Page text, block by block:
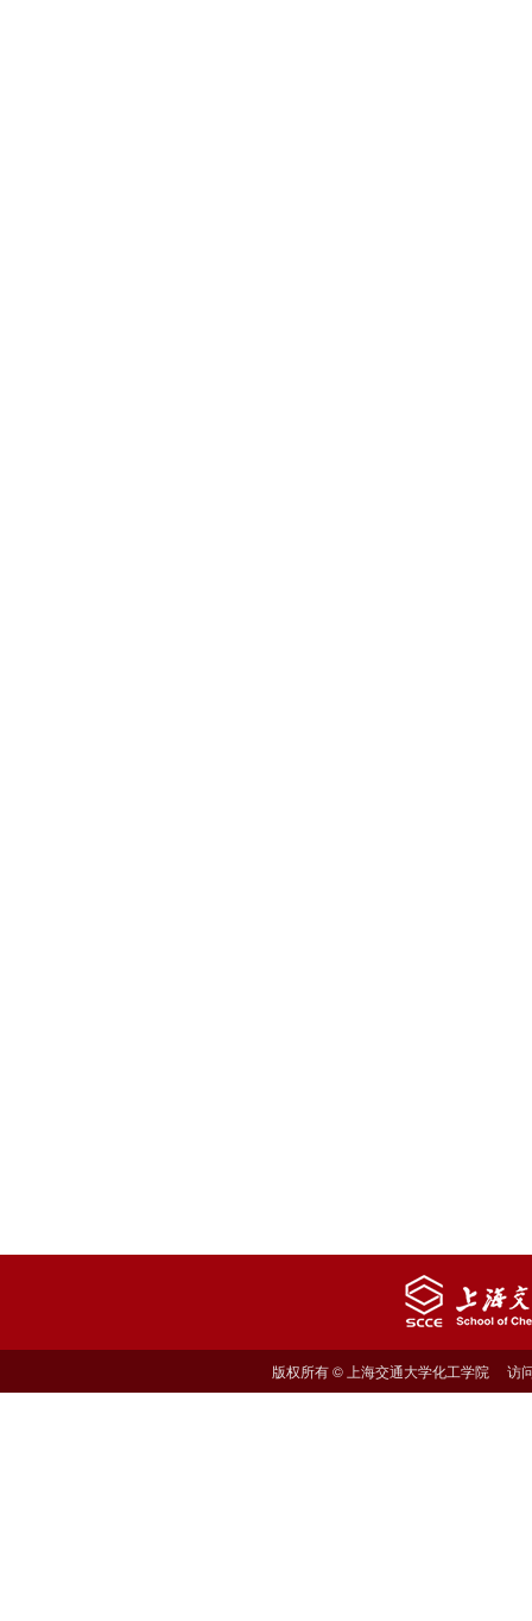
版权所有 © 上海交通大学化工学院 访